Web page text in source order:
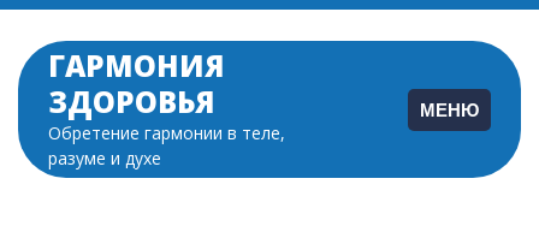
Перейти
содержимому
ГАРМОНИЯ
ЗДОРОВЬЯ
Обретение гармонии в теле,
разуме и духе
МЕНЮ